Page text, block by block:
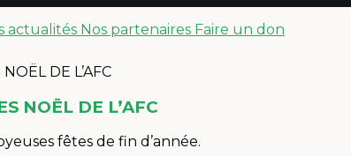
actualités Nos partenaires Faire un don
NOËL DE L’AFC
fêtes de fin d’année.